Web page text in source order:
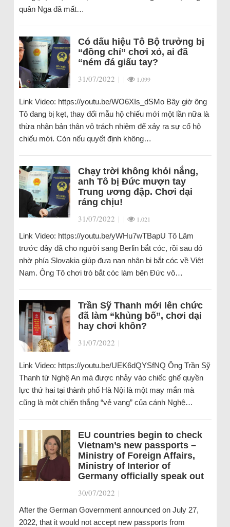
quân Nga đã mất…
Có dấu hiệu Tô Bộ trưởng bị
“đồng chí” chơi xỏ, ai đã
“ném đá giấu tay?
31/07/2022 | | 1.099
Link Video: https://youtu.be/WO6XIs_dSMo Bây giờ ông
Tô đang bị kẹt, thay đổi mẫu hộ chiếu mới một lần nữa là
thừa nhận bản thân vô trách nhiệm để xảy ra sự cố hộ
chiếu mới. Còn nếu quyết định không…
Chạy trời không khỏi nắng,
anh Tô bị Đức mượn tay
Trung ương đập. Chơi dại
ráng chịu!
31/07/2022 | | 1.021
Link Video: https://youtu.be/yWHu7wTBapU Tô Lâm
trước đây đã cho người sang Berlin bắt cóc, rồi sau đó
nhờ phía Slovakia giúp đưa nạn nhân bị bắt cóc về Việt
Nam. Ông Tô chơi trò bắt cóc làm bên Đức vô…
Trần Sỹ Thanh mới lên chức
đã làm “khủng bố”, chơi dại
hay chơi khôn?
31/07/2022 |
Link Video: https://youtu.be/UEK6dQYSfNQ Ông Trần Sỹ
Thanh từ Nghệ An mà được nhảy vào chiếc ghế quyền
lực thứ hai tại thành phố Hà Nội là một may mắn mà
cũng là một chiến thắng “vẻ vang” của cánh Nghệ…
EU countries begin to check
Vietnam’s new passports –
Ministry of Foreign Affairs,
Ministry of Interior of
Germany officially speak out
30/07/2022 |
After the German Government announced on July 27,
2022, that it would not accept new passports from